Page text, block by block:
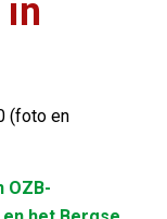
in
(foto en
OZB-